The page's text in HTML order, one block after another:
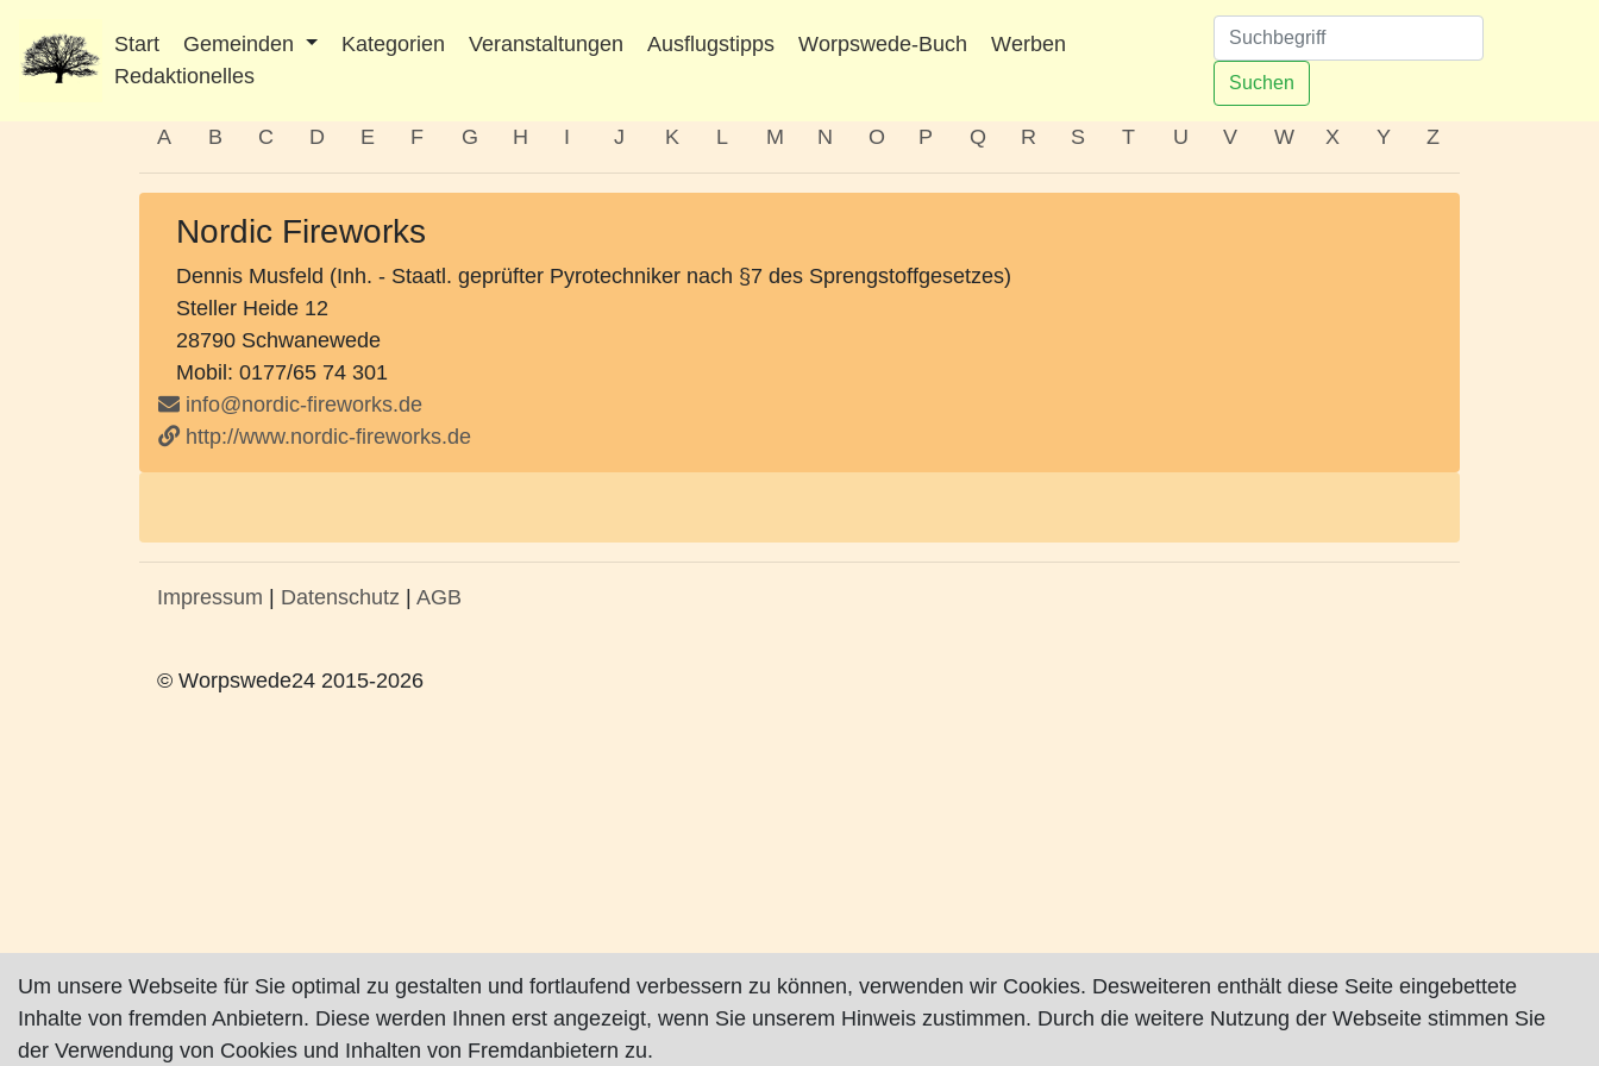
Start Gemeinden Kategorien Veranstaltungen Ausflugstipps Worpswede-Buch
Werben
Redaktionelles
Suchen
A B C D E F G H I J K L M N O P Q R S T U V W X Y Z
Nordic Fireworks
Dennis Musfeld (Inh. - Staatl. geprüfter Pyrotechniker nach §7 des Sprengstoffgesetzes)
Steller Heide 12
28790 Schwanewede
Mobil: 0177/65 74 301
info@nordic-fireworks.de
http://www.nordic-fireworks.de
Impressum Datenschutz AGB
© Worpswede24 2015-2026
Um unsere Webseite für Sie optimal zu gestalten und fortlaufend verbessern zu können, verwenden wir Cookies. Desweiteren enthält diese Seite eingebettete
Inhalte von fremden Anbietern. Diese werden Ihnen erst angezeigt, wenn Sie unserem Hinweis zustimmen. Durch die weitere Nutzung der Webseite stimmen Sie
der Verwendung von Cookies und Inhalten von Fremdanbietern zu.